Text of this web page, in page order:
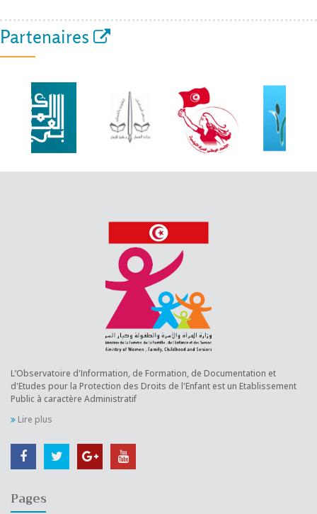
Partenaires
L’Observatoire d'Information, de Formation, de Documentation et
d'Etudes pour la Protection des Droits de l'Enfant est un Etablissement
Public à caractère Administratif
Lire plus
Pages